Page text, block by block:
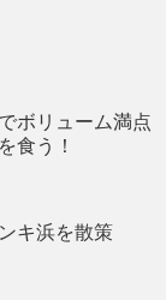
ボリューム満点
食う！
キ浜を散策